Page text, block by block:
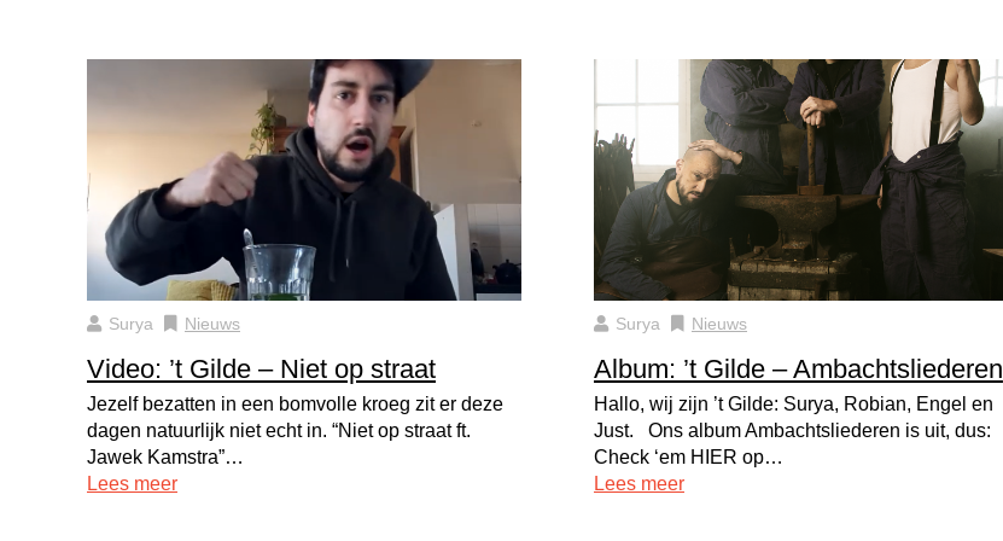
Surya Nieuws
Video: ’t Gilde – Niet op straat
Jezelf bezatten in een bomvolle kroeg zit er deze
dagen natuurlijk niet echt in. “Niet op straat ft.
Jawek Kamstra”…
Lees meer
Surya Nieuws
Album: ’t Gilde – Ambachtsliederen
Hallo, wij zijn ’t Gilde: Surya, Robian, Engel en
Just. Ons album Ambachtsliederen is uit, dus:
Check ‘em HIER op…
Lees meer